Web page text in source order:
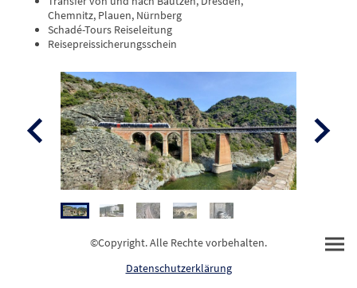
Chemnitz, Plauen, Nürnberg
Schadé-Tours Reiseleitung
Reisepreissicherungsschein
©Copyright. Alle Rechte vorbehalten.
Datenschutzerklärung